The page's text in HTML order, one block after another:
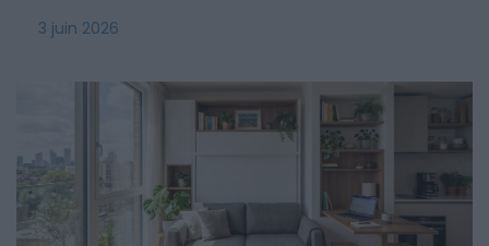
3 juin 2026